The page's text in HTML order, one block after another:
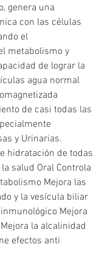
genera una
con las células
el
metabolismo y
de lograr la
agua normal
de casi todas las
y Urinarias.
hidratación de todas
salud Oral Controla
Mejora las
y la vesícula biliar
Mejora
la alcalinidad
efectos anti